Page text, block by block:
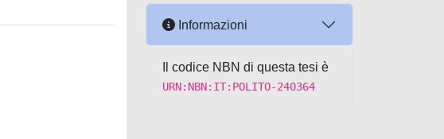
Informazioni
Il codice NBN di questa tesi è
URN:NBN:IT:POLITO-240364